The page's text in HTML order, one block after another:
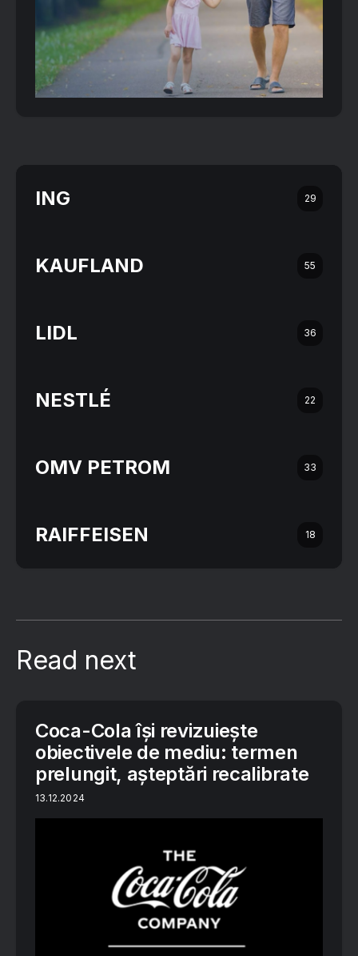
ING 29
KAUFLAND 55
LIDL 36
NESTLÉ 22
OMV PETROM 33
RAIFFEISEN 18
Read next
Coca-Cola își revizuiește
obiectivele de mediu: termen
prelungit, așteptări recalibrate
13.12.2024